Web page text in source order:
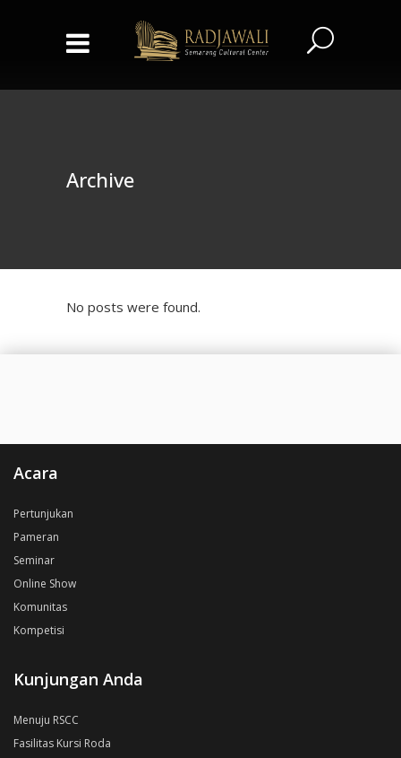
Archive
No posts were found.
Acara
Pertunjukan
Pameran
Seminar
Online Show
Komunitas
Kompetisi
Kunjungan Anda
Menuju RSCC
Fasilitas Kursi Roda